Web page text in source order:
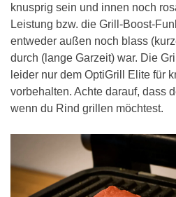
knusprig sein und innen noch
Leistung bzw. die Grill-Boost-
entweder außen noch blass
durch (lange Garzeit) war. Die
leider nur dem OptiGrill Elite für
vorbehalten. Achte darauf, dass
wenn du Rind grillen möchtest.